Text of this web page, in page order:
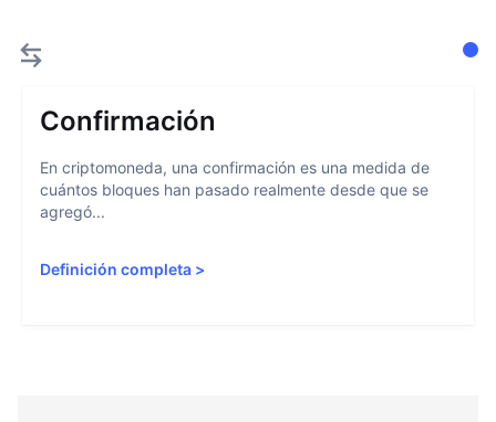
Confirmación
En criptomoneda, una confirmación es una medida de
cuántos bloques han pasado realmente desde que se
agregó...
Definición completa >